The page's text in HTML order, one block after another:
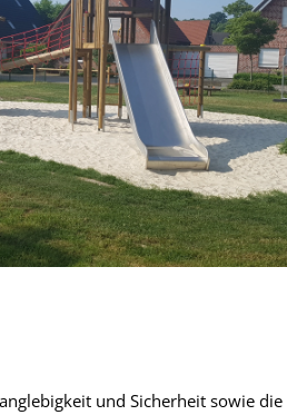
und Sicherheit sowie die